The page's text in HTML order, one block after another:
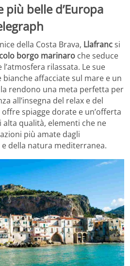
più belle d’Europa
della Costa Brava, Llafrancsi
borgo marinaro che seduce
rilassata. Le sue
bianche affacciate sul mare e un
rendono una meta perfetta per
all’insegna del relax e del
spiagge dorate e un’offerta
qualità, elementi che ne
più amate dagli
della natura mediterranea.